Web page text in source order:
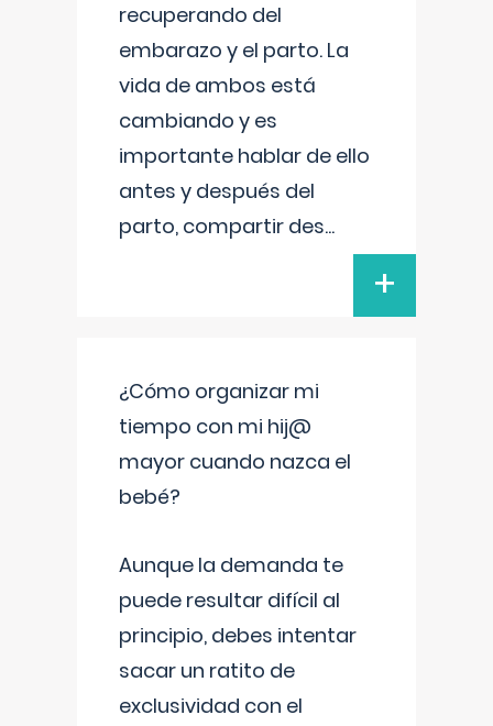
recuperando del
embarazo y el parto. La
vida de ambos está
cambiando y es
importante hablar de ello
antes y después del
parto, compartir des...
+
¿Cómo organizar mi
tiempo con mi hij@
mayor cuando nazca el
bebé?
Aunque la demanda te
puede resultar difícil al
principio, debes intentar
sacar un ratito de
exclusividad con el